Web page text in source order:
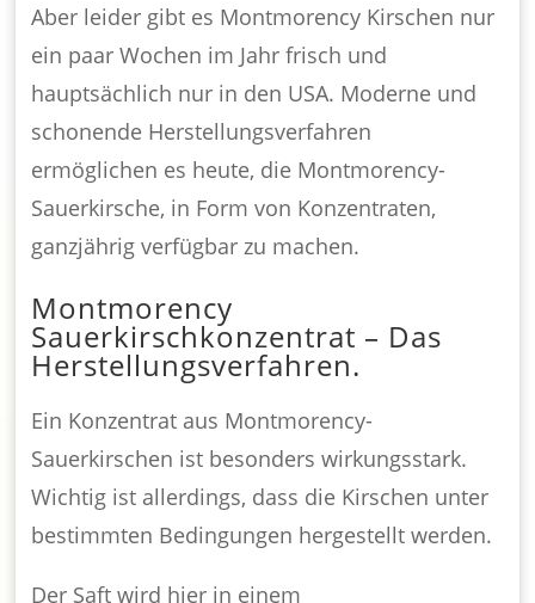
Aber leider gibt es Montmorency Kirschen nur
ein paar Wochen im Jahr frisch und
hauptsächlich nur in den USA. Moderne und
schonende Herstellungsverfahren
ermöglichen es heute, die Montmorency-
Sauerkirsche, in Form von Konzentraten,
ganzjährig verfügbar zu machen.
Montmorency
Sauerkirschkonzentrat – Das
Herstellungsverfahren.
Ein Konzentrat aus Montmorency-
Sauerkirschen ist besonders wirkungsstark.
Wichtig ist allerdings, dass die Kirschen unter
bestimmten Bedingungen hergestellt werden.
Der Saft wird hier in einem